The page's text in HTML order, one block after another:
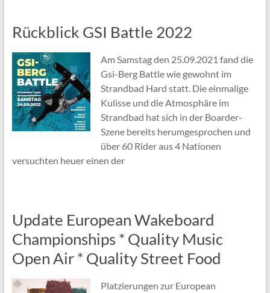
Rückblick GSI Battle 2022
Am Samstag den 25.09.2021 fand die
Gsi-Berg Battle wie gewohnt im
Strandbad Hard statt. Die einmalige
Kulisse und die Atmosphäre im
Strandbad hat sich in der Boarder-
Szene bereits herumgesprochen und
über 60 Rider aus 4 Nationen
versuchten heuer einen der
Update European Wakeboard
Championships * Quality Music
Open Air * Quality Street Food
Platzierungen zur European